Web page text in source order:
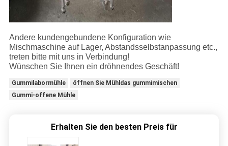
Andere kundengebundene Konfiguration wie
Mischmaschine auf Lager, Abstandsselbstanpassung etc.,
treten bitte mit uns in Verbindung!
Wünschen Sie Ihnen ein dröhnendes Geschäft!
Gummilabormühle
öffnen Sie Mühldas gummimischen
Gummi-offene Mühle
Erhalten Sie den besten Preis für